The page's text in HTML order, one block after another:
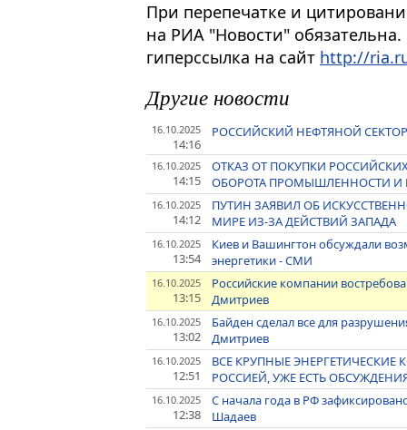
При перепечатке и
на РИА "Новости"
гиперссылка на сайт http://
Другие новости
16.10.2025
14:16
РОССИЙСКИЙ НЕФТЯНОЙ
16.10.2025
14:15
ОТКАЗ ОТ ПОКУПКИ
ОБОРОТА ПРОМЫШЛЕННОСТИ И
16.10.2025
14:12
ПУТИН ЗАЯВИЛ ОБ
МИРЕ ИЗ-ЗА ДЕЙСТВИЙ ЗАПАДА
16.10.2025
13:54
Киев и Вашингтон обсуждали
энергетики - СМИ
16.10.2025
13:15
Российские компании
Дмитриев
16.10.2025
13:02
Байден сделал все для
Дмитриев
16.10.2025
12:51
ВСЕ КРУПНЫЕ
РОССИЕЙ, УЖЕ ЕСТЬ
16.10.2025
12:38
С начала года в РФ
Шадаев